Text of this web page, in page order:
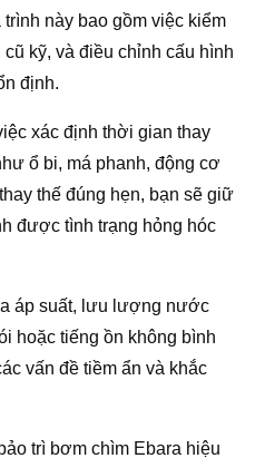
này bao gồm việc kiểm
kỹ, và điều chỉnh cấu hình
định.
xác định thời gian thay
ổ bi, má phanh, động cơ
thế đúng hẹn, bạn sẽ giữ
được tình trạng hỏng hóc
áp suất, lưu lượng nước
hoặc tiếng ồn không bình
vấn đề tiềm ẩn và khắc
trì bơm chìm Ebara hiệu